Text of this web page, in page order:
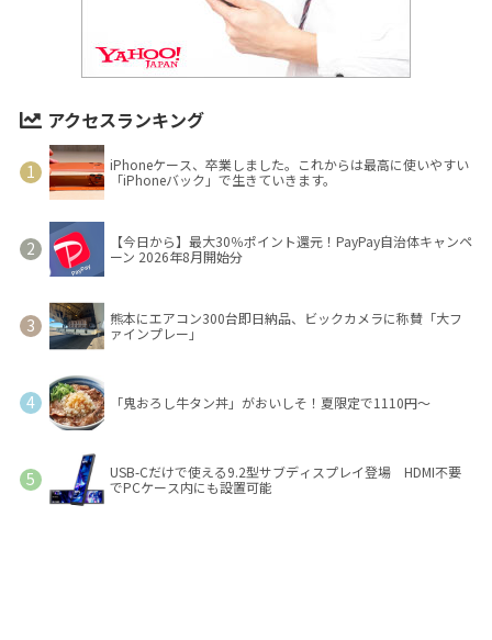
アクセスランキング
iPhoneケース、卒業しました。これからは最高に使いやすい
「iPhoneバック」で生きていきます。
【今日から】最大30％ポイント還元！PayPay自治体キャンペ
ーン 2026年8月開始分
熊本にエアコン300台即日納品、ビックカメラに称賛「大フ
ァインプレー」
「鬼おろし牛タン丼」がおいしそ！夏限定で1110円～
USB-Cだけで使える9.2型サブディスプレイ登場 HDMI不要
でPCケース内にも設置可能